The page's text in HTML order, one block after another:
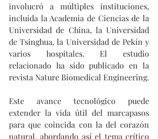
involucró a múltiples instituciones,
incluida la Academia de Ciencias de la
Universidad de China, la Universidad
de Tsinghua, la Universidad de Pekín y
varios hospitales. El estudio
relacionado ha sido publicado en la
revista Nature Biomedical Engineering.
Este avance tecnológico puede
extender la vida útil del marcapasos
para que coincida con la del corazón
natural, abordando así el tema crítico